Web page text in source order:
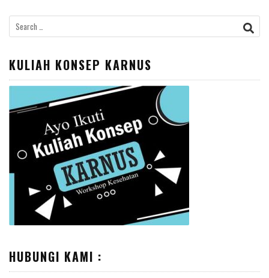
Search
for:
KULIAH KONSEP KARNUS
HUBUNGI KAMI :